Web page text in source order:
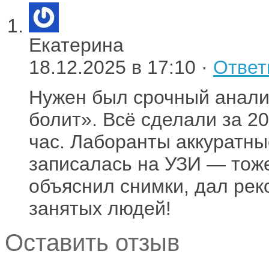
Екатерина
18.12.2025 в 17:10 ·
Нужен был срочный
болит». Всё сделали за
час. Лаборанты
записалась на УЗИ —
объяснил снимки, дал
занятых людей!
Оставить отзыв